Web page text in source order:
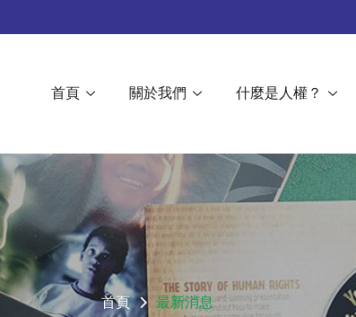
首頁 關於我們 什麼是人權？
首頁 最新消息